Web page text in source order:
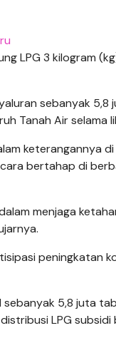
LPG 3 kilogram
sebanyak 5,8
Tanah Air selama
keterangannya
bertahap di
menjaga
peningkatan
5,8 juta
LPG subsidi